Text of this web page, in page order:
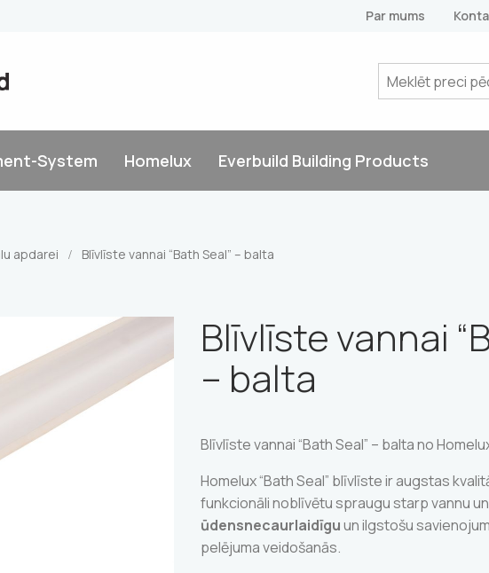
Par mums
System Homelux Everbuild Building Products
apdarei / Blīvlīste vannai “Bath Seal” – balta
Blīvlīste vannai
– balta
Blīvlīste vannai “Bath Seal” – balta no
Homelux “Bath Seal” blīvlīste ir augstas
funkcionāli noblīvētu spraugu starp vannu
ūdensnecaurlaidīguun ilgstošu
pelējuma veidošanās.